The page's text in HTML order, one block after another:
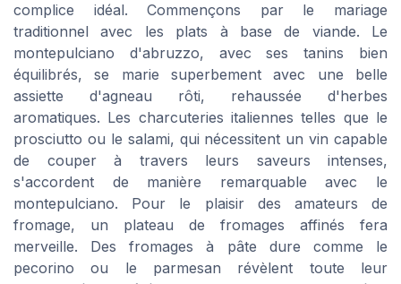
complice idéal. Commençons par le mariage
traditionnel avec les plats à base de viande. Le
montepulciano d'abruzzo, avec ses tanins bien
équilibrés, se marie superbement avec une belle
assiette d'agneau rôti, rehaussée d'herbes
aromatiques. Les charcuteries italiennes telles que le
prosciutto ou le salami, qui nécessitent un vin capable
de couper à travers leurs saveurs intenses,
s'accordent de manière remarquable avec le
montepulciano. Pour le plaisir des amateurs de
fromage, un plateau de fromages affinés fera
merveille. Des fromages à pâte dure comme le
pecorino ou le parmesan révèlent toute leur